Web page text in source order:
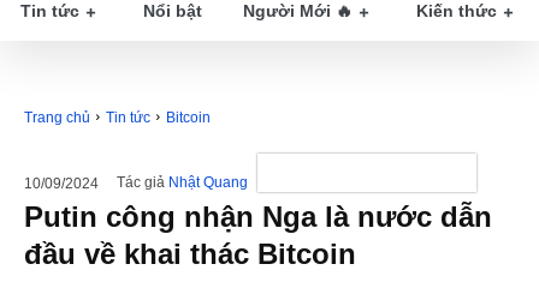
Tin tức Nổi bật Người Mới 🔥 Kiến thức
Trang chủ Tin tức Bitcoin
10/09/2024 Tác giả Nhật Quang
Putin công nhận Nga là nước dẫn
đầu về khai thác Bitcoin